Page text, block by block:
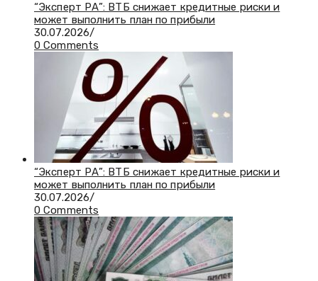
“Эксперт РА”: ВТБ снижает кредитные риски и
может выполнить план по прибыли
30.07.2026/
0 Comments
“Эксперт РА”: ВТБ снижает кредитные риски и
может выполнить план по прибыли
30.07.2026/
0 Comments